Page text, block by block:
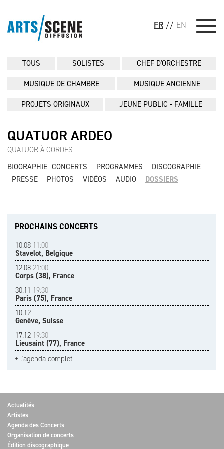
FR // EN
TOUS SOLISTES CHEF D'ORCHESTRE
MUSIQUE DE CHAMBRE MUSIQUE ANCIENNE
PROJETS ORIGINAUX JEUNE PUBLIC - FAMILLE
QUATUOR ARDEO
QUATUOR À CORDES
BIOGRAPHIE CONCERTS PROGRAMMES
DISCOGRAPHIE
PRESSE
PHOTOS VIDÉOS AUDIO DOSSIERS
PROCHAINS CONCERTS
10.08 11:00
Stavelot, Belgique
12.08 21:00
Corps (38), France
30.11 19:30
Paris (75), France
10.12
Genève, Suisse
17.12 19:30
Lieusaint (77), France
+ l'agenda complet
Actualités
Artistes
Agenda des Concerts
Organisation de concerts
Édition discographique